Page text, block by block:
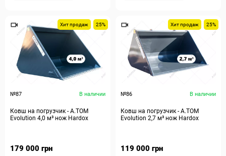
Хит продаж 25%
№87 В наличии
Ковш на погрузчик - A.TOM
Evolution 4,0 м³ нож Hardox
179 000 грн
Хит продаж 25%
№86 В наличии
Ковш на погрузчик - A.TOM
Evolution 2,7 м³ нож Hardox
119 000 грн